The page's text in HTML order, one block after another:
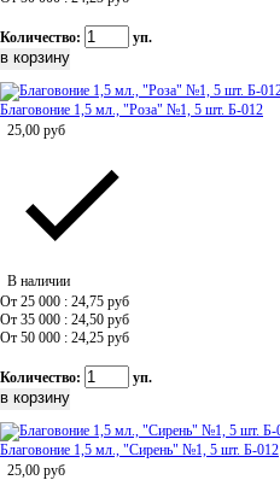
Количество: уп.
Благовоние 1,5 мл., "Роза" №1, 5 шт. Б-012
25,00 руб
В наличии
От 25 000 : 24,75 руб
От 35 000 : 24,50 руб
От 50 000 : 24,25 руб
Количество: уп.
Благовоние 1,5 мл., "Сирень" №1, 5 шт. Б-012
25,00 руб